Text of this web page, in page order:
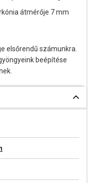
átmérője 7 mm
elsőrendű számunkra.
beépítése